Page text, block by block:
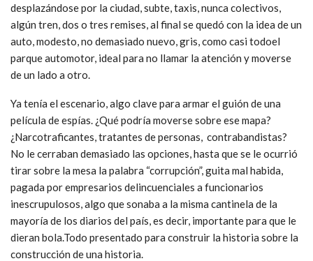
desplazándose por la ciudad, subte, taxis, nunca colectivos,
algún tren, dos o tres remises, al final se quedó con la idea de un
auto, modesto, no demasiado nuevo, gris, como casi todoel
parque automotor, ideal para no llamar la atención y moverse
de un lado a otro.
Ya tenía el escenario, algo clave para armar el guión de una
película de espías. ¿Qué podría moverse sobre ese mapa?
¿Narcotraficantes, tratantes de personas, contrabandistas?
No le cerraban demasiado las opciones, hasta que se le ocurrió
tirar sobre la mesa la palabra “corrupción”, guita mal habida,
pagada por empresarios delincuenciales a funcionarios
inescrupulosos, algo que sonaba a la misma cantinela de la
mayoría de los diarios del país, es decir, importante para que le
dieran bola.Todo presentado para construir la historia sobre la
construcción de una historia.